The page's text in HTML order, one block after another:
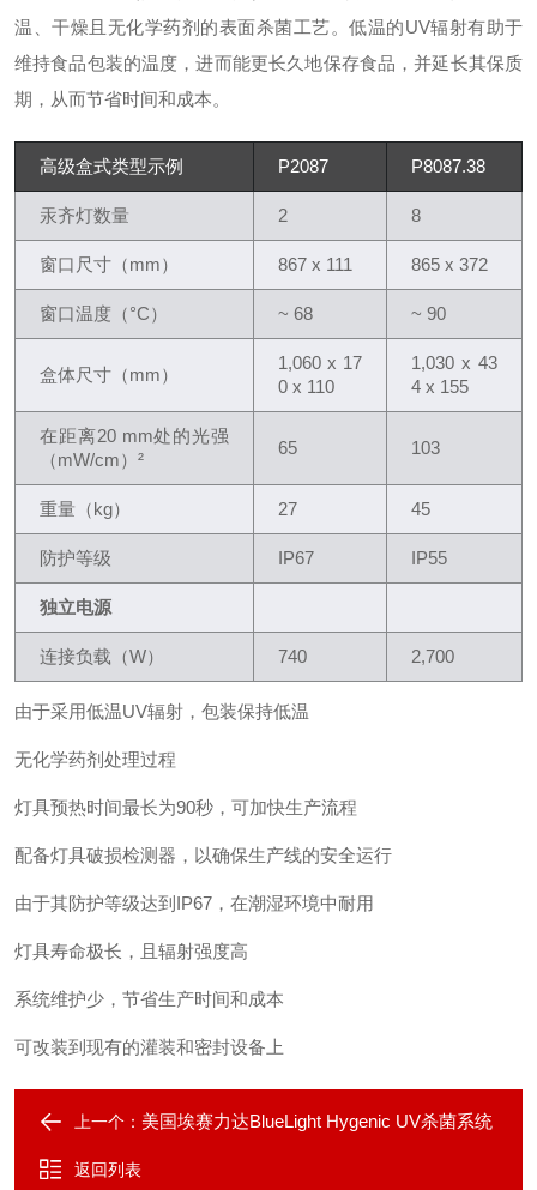
温、干燥且无化学药剂的表面杀菌工艺。低温的UV辐射有助于
维持食品包装的温度，进而能更长久地保存食品，并延长其保质
期，从而节省时间和成本。
高级盒式类型示例 P2087 P8087.38
汞齐灯数量 2 8
窗口尺寸（mm） 867 x 111 865 x 372
窗口温度（°C） ~ 68 ~ 90
盒体尺寸（mm）
1,060 x 17
0 x 110
1,030 x 43
4 x 155
在距离20 mm处的光强
（mW/cm）²
65 103
重量（kg） 27 45
防护等级 IP67 IP55
独立电源
连接负载（W） 740 2,700
由于采用低温UV辐射，包装保持低温
无化学药剂处理过程
灯具预热时间最长为90秒，可加快生产流程
配备灯具破损检测器，以确保生产线的安全运行
由于其防护等级达到IP67，在潮湿环境中耐用
灯具寿命极长，且辐射强度高
系统维护少，节省生产时间和成本
可改装到现有的灌装和密封设备上
上一个： 美国埃赛力达BlueLight Hygenic UV杀菌系统
返回列表